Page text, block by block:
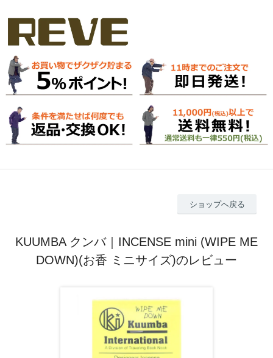
ショップへ戻る
KUUMBA クンバ｜INCENSE mini (WIPE ME
DOWN)(お香 ミニサイズ)のレビュー